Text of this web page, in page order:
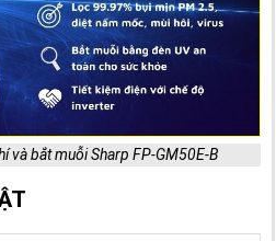
và bắt muỗi Sharp FP-GM50E-B